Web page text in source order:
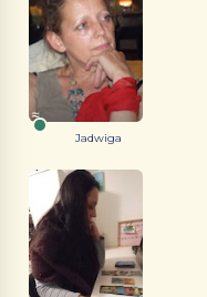
Jadwiga